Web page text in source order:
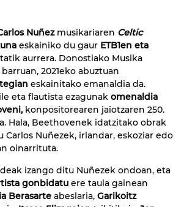
Nuñezmusikariaren Celtic
eskainiko du gaur ETB1en eta
aurrera. Donostiako Musika
2021eko abuztuan
eskainitako emanaldia da.
eta flautista ezagunak omenaldia
konpositorearen jaiotzaren 250.
Hala, Beethovenek idatzitako obrak
Nuñezek, irlandar, eskoziar edo
oinarrituta.
izango ditu Nuñezek ondoan, eta
gonbidatu ere taula gainean
Berasarte abeslaria, Garikoitz